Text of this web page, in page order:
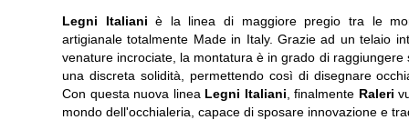
Legni Italiani è la linea di maggiore pregio tra le
artigianale totalmente Made in Italy. Grazie ad un telaio
venature incrociate, la montatura è in grado di
una discreta solidità, permettendo così di disegnare
Con questa nuova linea Legni Italiani , finalmente Raleri
mondo dell'occhialeria, capace di sposare innovazione e